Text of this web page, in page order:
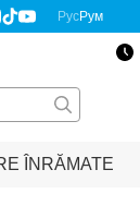
РусРум
ÎNRĂMATE